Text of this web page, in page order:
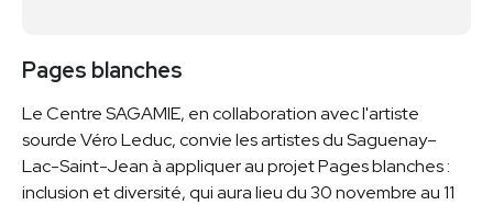
Pages blanches
Le Centre SAGAMIE, en collaboration avec l'artiste
sourde Véro Leduc, convie les artistes du Saguenay–
Lac-Saint-Jean à appliquer au projet Pages blanches :
inclusion et diversité, qui aura lieu du 30 novembre au 11